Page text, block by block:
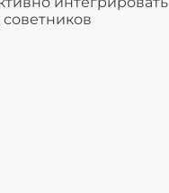
советников